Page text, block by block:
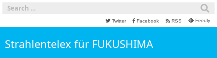
Strahlentelex für FUKUSHIMA
Twitter Facebook RSS Feedly